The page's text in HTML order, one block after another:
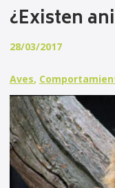
¿Existen
28/03/2017
Aves,